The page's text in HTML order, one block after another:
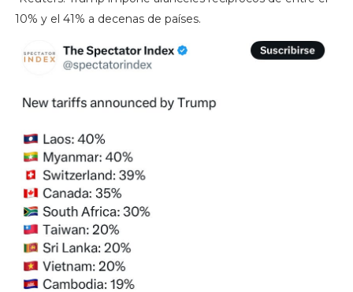
10% y el 41% a decenas de países.